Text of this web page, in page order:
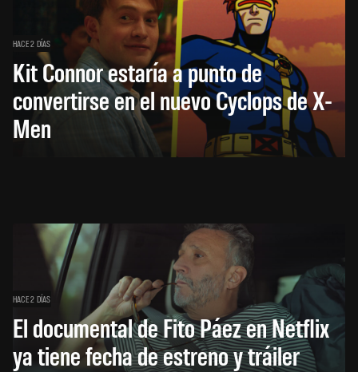
HACE 2 DÍAS
Kit Connor estaría a punto de
convertirse en el nuevo Cyclops de X-
Men
HACE 2 DÍAS
El documental de Fito Páez en Netflix
ya tiene fecha de estreno y tráiler